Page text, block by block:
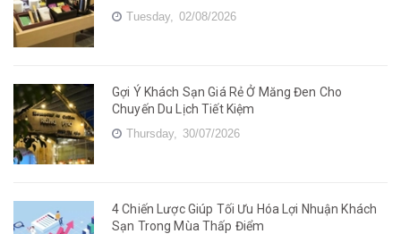
Tuesday, 02/08/2026
Gợi Ý Khách Sạn Giá Rẻ Ở Măng Đen Cho
Chuyến Du Lịch Tiết Kiệm
Thursday, 30/07/2026
4 Chiến Lược Giúp Tối Ưu Hóa Lợi Nhuận Khách
Sạn Trong Mùa Thấp Điểm